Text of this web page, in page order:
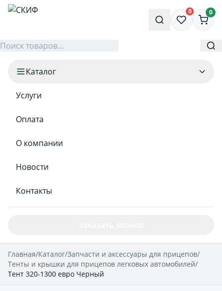
0 0
Каталог
Услуги
Оплата
О компании
Новости
Контакты
Главная/Каталог/Запчасти и аксессуары для прицепов/
Тенты и крышки для прицепов легковых автомобилей/
Тент 320-1300 евро Черный